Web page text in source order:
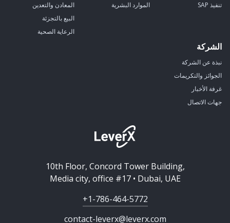
تنفيذ SAP
الموارد البشرية
المعادن والتعدين
البيع بالتجزئة
الرعاية الصحية
الشركة
نبذة عن الشركة
الجوائز والتكريمات
غرفة الأخبار
جهات الاتصال
10th Floor, Concord Tower Building,
Media city, office #17 • Dubai, UAE
+1-786-464-5772
contact-leverx@leverx.com